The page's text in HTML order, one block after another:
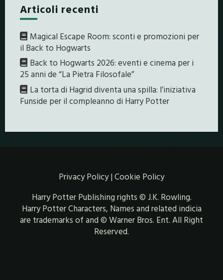
Articoli recenti
Magical Escape Room: sconti e promozioni per
il Back to Hogwarts
Back to Hogwarts 2026: eventi e cinema per i
25 anni de “La Pietra Filosofale”
La torta di Hagrid diventa una spilla: l’iniziativa
Funside per il compleanno di Harry Potter
Privacy Policy| Cookie Policy
Harry Potter Publishing rights © J.K. Rowling.
Harry Potter Characters, Names and related indicia
are trademarks of and © Warner Bros. Ent. All Right
Reserved.